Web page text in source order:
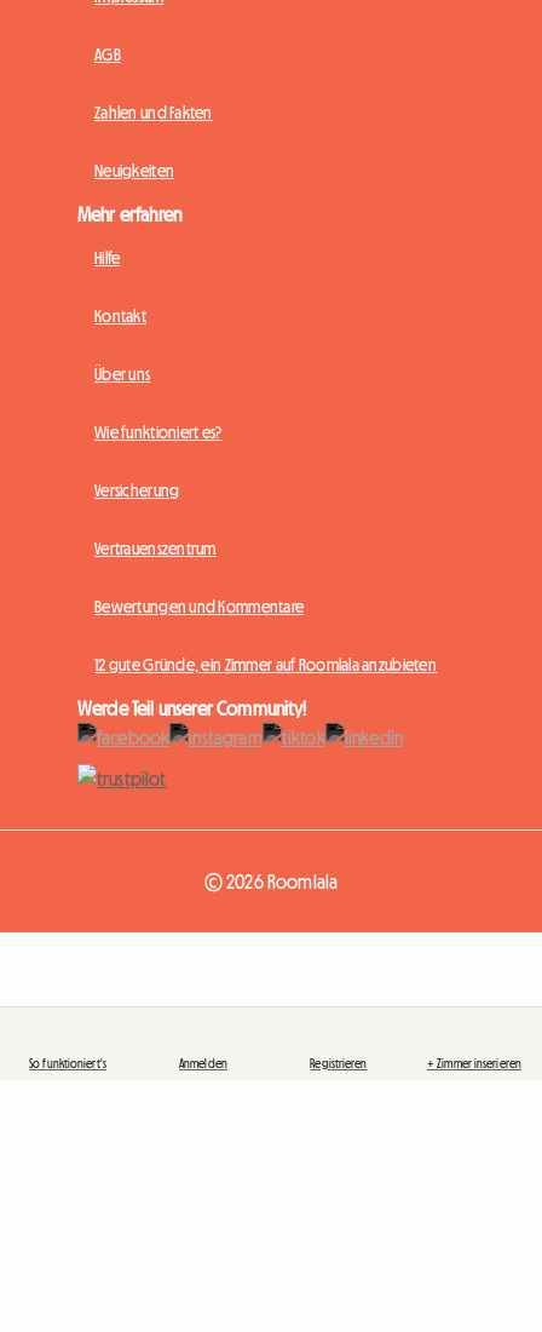
AGB
Zahlen und Fakten
Neuigkeiten
Mehr erfahren
Hilfe
Kontakt
Über uns
Wie funktioniert es?
Versicherung
Vertrauenszentrum
Bewertungen und Kommentare
12 gute Gründe, ein Zimmer auf Roomlala anzubieten
Werde Teil unserer Community!
© 2026 Roomlala
So funktioniert's Anmelden Registrieren + Zimmer inserieren